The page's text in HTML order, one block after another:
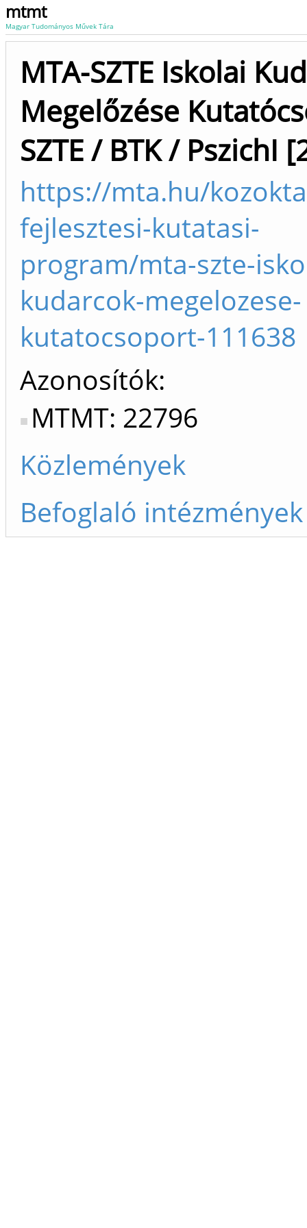
mtmt
Magyar Tudományos Művek Tára
MTA-SZTE Iskolai
Megelőzése
SZTE / BTK / PszichI
https://mta.hu/
fejlesztesi-kutatasi-
program/mta-szte-
kudarcok-megelozese-
kutatocsoport-111638
Azonosítók
MTMT: 22796
Közlemények
Befoglaló intézmények